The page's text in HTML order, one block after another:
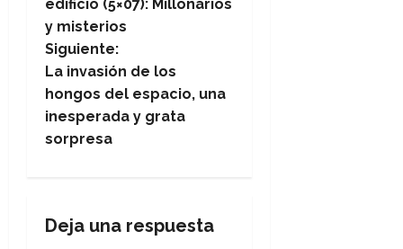
v
e
g
a
i
edificio (5×07): Millonarios
y misterios
Siguiente:
La invasión de los
hongos del espacio, una
inesperada y grata
sorpresa
Deja una respuesta